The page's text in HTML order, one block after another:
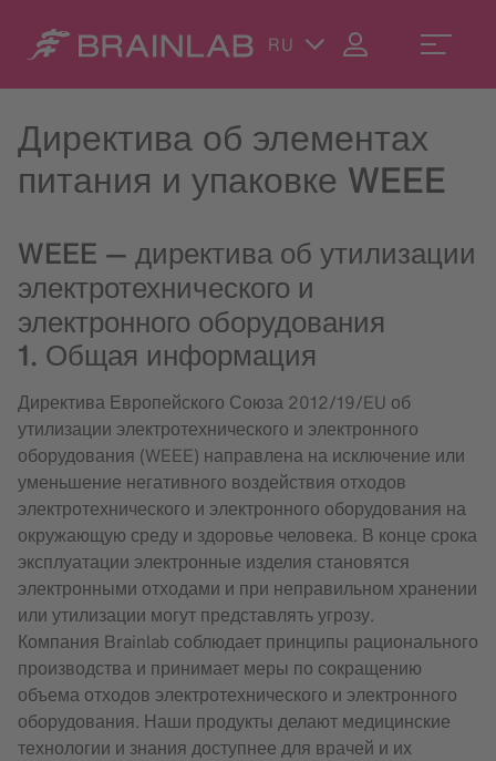
RU
Директива об элементах
питания и упаковке WEEE
WEEE — директива об утилизации
электротехнического и
электронного оборудования
1. Общая информация
Директива Европейского Союза 2012/19/EU об
утилизации электротехнического и электронного
оборудования (WEEE) направлена на исключение или
уменьшение негативного воздействия отходов
электротехнического и электронного оборудования на
окружающую среду и здоровье человека. В конце срока
эксплуатации электронные изделия становятся
электронными отходами и при неправильном хранении
или утилизации могут представлять угрозу.
Компания Brainlab соблюдает принципы рационального
производства и принимает меры по сокращению
объема отходов электротехнического и электронного
оборудования. Наши продукты делают медицинские
технологии и знания доступнее для врачей и их